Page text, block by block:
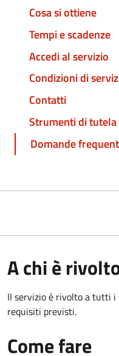
Cosa si ottiene
Tempi e scadenze
Accedi al servizio
Condizioni di
Contatti
Strumenti di tutela
Domande
A chi è
Il servizio è rivolto a tutti i
requisiti previsti.
Come fare